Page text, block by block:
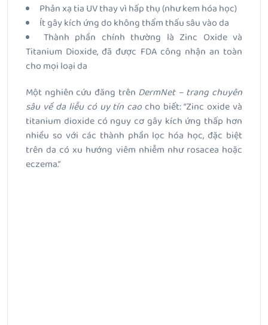
Phản xạ tia UV thay vì hấp thụ (như kem hóa học)
Ít gây kích ứng do không thẩm thấu sâu vào da
Thành phần chính thường là Zinc Oxide và
Titanium Dioxide, đã được FDA công nhận an toàn
cho mọi loại da
Một nghiên cứu đăng trên DermNet – trang chuyên
sâu về da liễu có uy tín cao cho biết: “Zinc oxide và
titanium dioxide có nguy cơ gây kích ứng thấp hơn
nhiều so với các thành phần lọc hóa học, đặc biệt
trên da có xu hướng viêm nhiễm như rosacea hoặc
eczema.”